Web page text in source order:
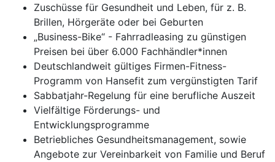
Zuschüsse für Gesundheit und Leben, für z. B.
Brillen, Hörgeräte oder bei Geburten
„Business-Bike“ - Fahrradleasing zu günstigen
Preisen bei über 6.000 Fachhändler*innen
Deutschlandweit gültiges Firmen-Fitness-
Programm von Hansefit zum vergünstigten Tarif
Sabbatjahr-Regelung für eine berufliche Auszeit
Vielfältige Förderungs- und
Entwicklungsprogramme
Betriebliches Gesundheitsmanagement, sowie
Angebote zur Vereinbarkeit von Familie und Beruf